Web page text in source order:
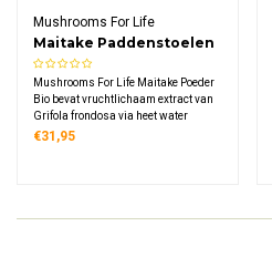
Mushrooms For Life
Maitake Paddenstoelen
Poeder Bio
Mushrooms For Life Maitake Poeder
Bio bevat vruchtlichaam extract van
Grifola frondosa via heet water
extractie. Dit biologische supplement
€31,95